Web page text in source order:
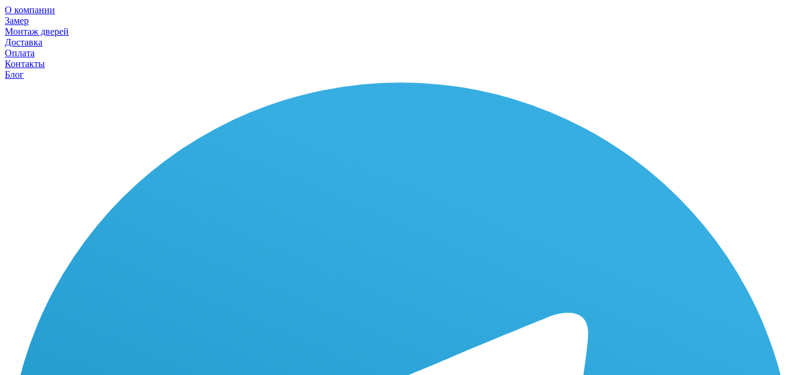
О компании
Замер
Монтаж дверей
Доставка
Оплата
Контакты
Блог